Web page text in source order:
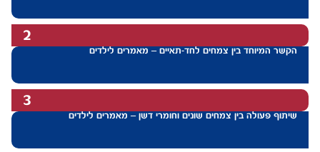
2
הקשר המיוחד בין צמחים לחד-תאיים – מאמרים לילדים
3
שיתוף פעולה בין צמחים שונים וחומרי דשן – מאמרים לילדים